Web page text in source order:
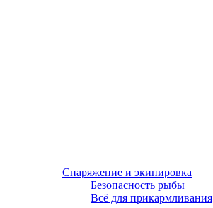
Снаряжение и экипировка
Безопасность рыбы
Всё для прикармливания